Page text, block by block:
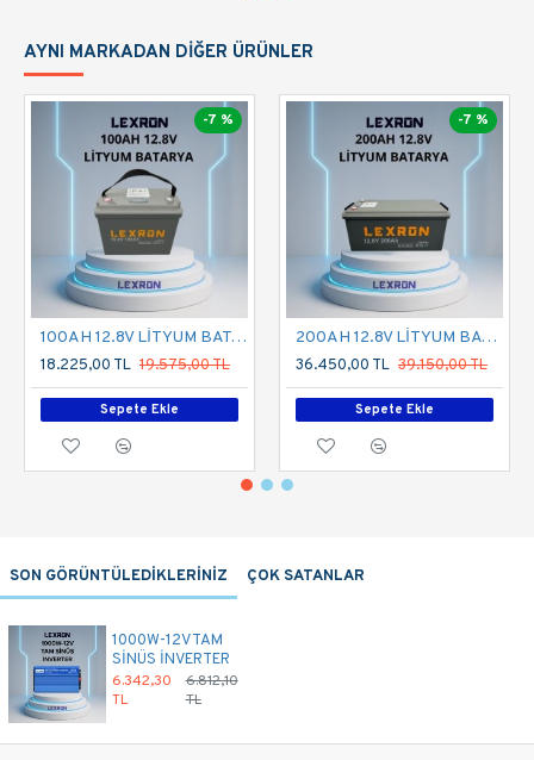
AYNI MARKADAN DIĞER ÜRÜNLER
-7 %
100AH 12.8V LİTYUM BATARYA
18.225,00 TL 19.575,00 TL
Sepete Ekle
-7 %
200AH 12.8V LİTYUM BATARYA
36.450,00 TL 39.150,00 TL
Sepete Ekle
SON GÖRÜNTÜLEDİKLERİNİZ ÇOK SATANLAR
1000W-12V TAM
SİNÜS İNVERTER
6.342,30
TL
6.812,10
TL